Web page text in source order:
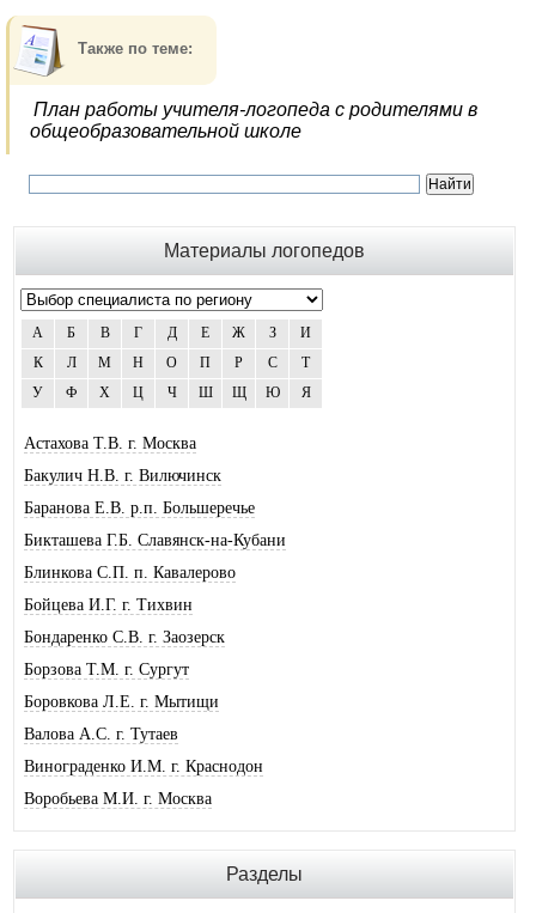
Также по теме:
План работы учителя-логопеда с родителями в
общеобразовательной школе
Материалы логопедов
А Б В Г Д Е Ж З
И
К
Л М Н О П Р С
Т
У
Ф Х Ц Ч Ш Щ Ю Я
Астахова Т.В. г. Москва
Бакулич Н.В. г. Вилючинск
Баранова Е.В. р.п. Большеречье
Бикташева Г.Б. Славянск-на-Кубани
Блинкова С.П. п. Кавалерово
Бойцева И.Г. г. Тихвин
Бондаренко С.В. г. Заозерск
Борзова Т.М. г. Сургут
Боровкова Л.Е. г. Мытищи
Валова А.С. г. Тутаев
Винограденко И.М. г. Краснодон
Воробьева М.И. г. Москва
Гандрабура Н.В. г. Кишинев
Гвоздева Е.А. г. Москва
Разделы